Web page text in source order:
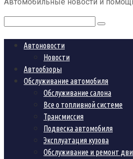
Поиск:
Автоновости
Новости
Автообзоры
Обслуживание автомобиля
Обслуживание салона
Все о топливной системе
Трансмиссия
Подвеска автомобиля
Эксплуатация кузова
Обслуживание и ремонт